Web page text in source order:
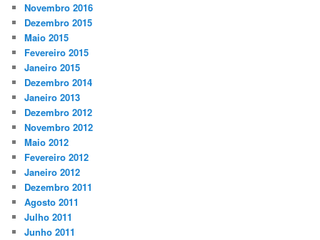
Novembro 2016
Dezembro 2015
Maio 2015
Fevereiro 2015
Janeiro 2015
Dezembro 2014
Janeiro 2013
Dezembro 2012
Novembro 2012
Maio 2012
Fevereiro 2012
Janeiro 2012
Dezembro 2011
Agosto 2011
Julho 2011
Junho 2011